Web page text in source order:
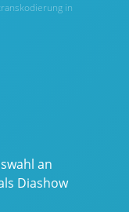
in
an
Diashow